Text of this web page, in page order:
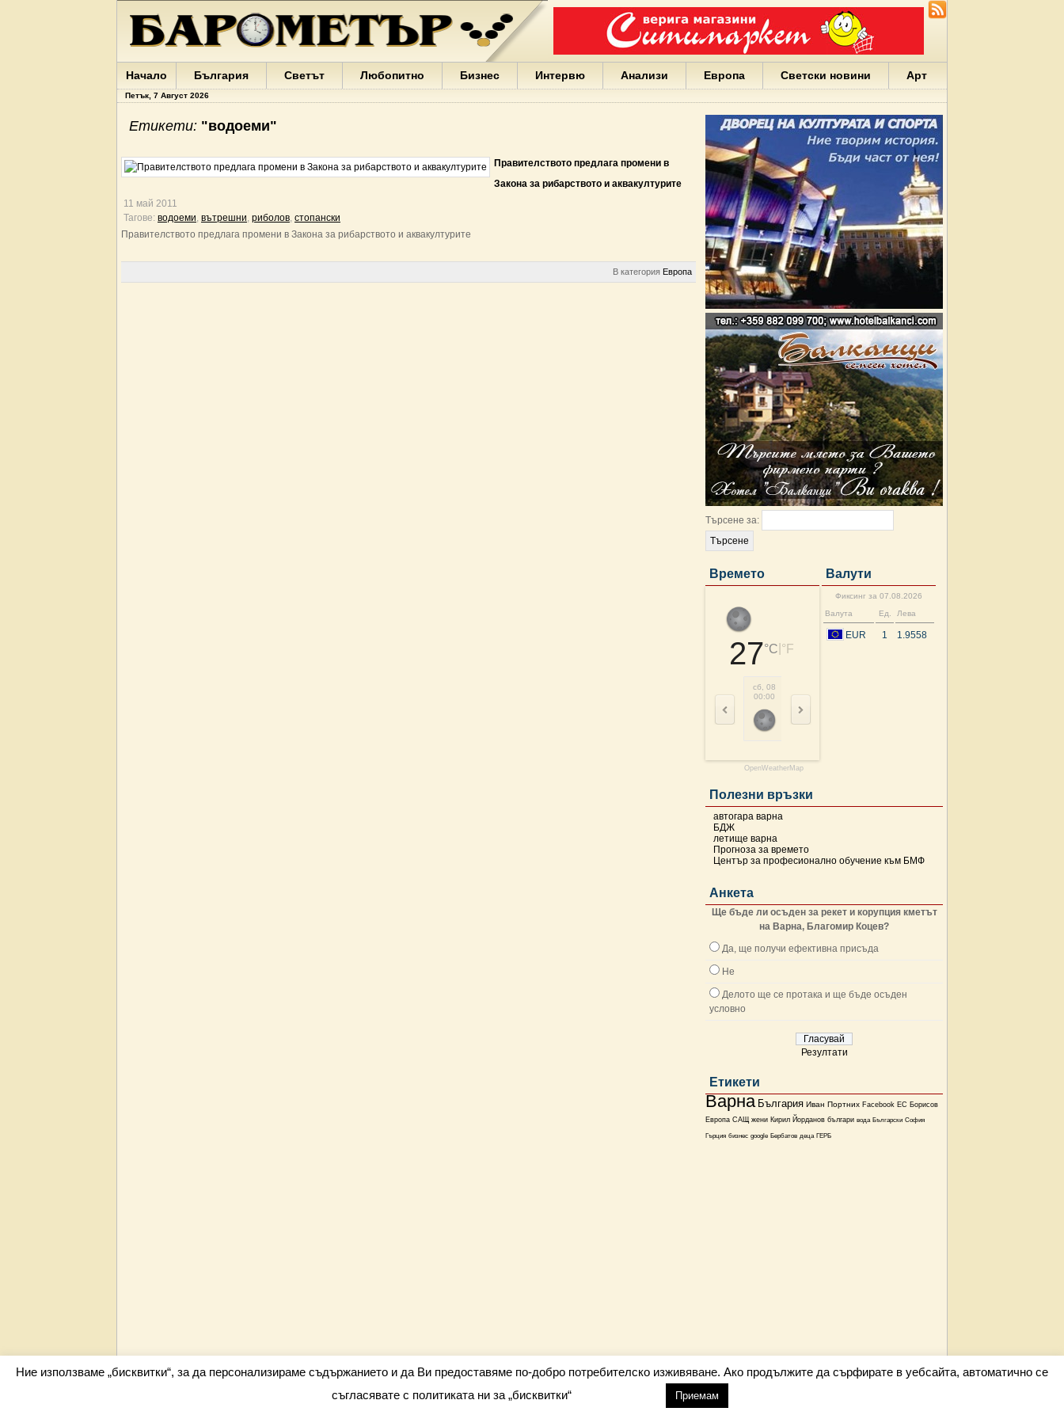
Варна
България
Портних
Facebook
ЕС
Борисов
Европа
Йорданов
българи
вода
google
деца
Начало България Светът Любопитно Бизнес Интервю Анализи Европа Светски новини Арт
Петък, 7 Август 2026
Търсене за:
Времето
27°C °F
сб, 08
00:00
03:00
OpenWeatherMap
Валути
Фиксинг за 07.08.2026
Валута
Ед. Лева
EUR 1 1.9558
Полезни връзки
автогара варна
БДЖ
летище варна
Прогноза за времето
Център за професионално обучение към БМФ
Анкета
Ще бъде ли осъден за рекет и корупция кметът
на Варна, Благомир Коцев?
Да, ще получи ефективна присъда
Не
Делото ще се протака и ще бъде осъден
условно
Резултати
Етикети
Варна България Иван Портних Facebook ЕС Борисов
Европа САЩ жени Кирил Йорданов българи вода Български София
Гърция бизнес google Бербатов деца ГЕРБ
Етикети: "водоеми"
Правителството предлага промени в
Закона за рибарството и аквакултурите
11 май 2011
Тагове: водоеми, вътрешни, риболов, стопански
Правителството предлага промени в Закона за рибарството и аквакултурите
В категория Европа
Всички права запазени barometar.net © 2026 info@barometar.net
Ние използваме „бисквитки“, за да персонализираме съдържанието и да Ви предоставяме по-добро потребителско изживяване. Ако продължите да сърфирате в уебсайта, автоматично се
съгласявате с политиката ни за „бисквитки“
Приемам